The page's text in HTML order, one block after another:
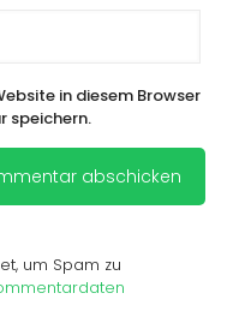
in diesem Browser
speichern.
um Spam zu